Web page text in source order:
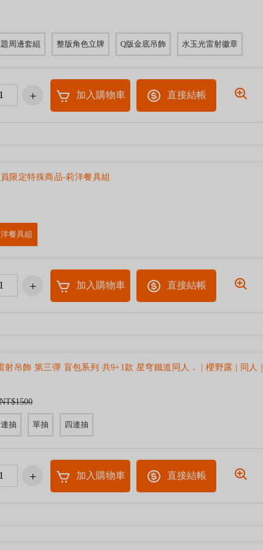
周邊套組 整版角色立牌 Q版金底吊飾 水玉光雷射徽章
加入購物車 直接結帳
限定特殊商品-莉洋餐具組
餐具組
加入購物車 直接結帳
射吊飾 第三彈 盲包系列 共9+1款 星穹鐵道同人． | 櫻野露 | 同人｜
NT$1500
抽 單抽 四連抽
加入購物車 直接結帳